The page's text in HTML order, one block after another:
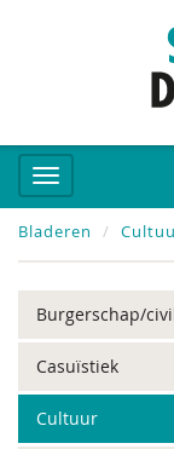
Bladeren
Burgerschap/
Casuïstiek
Cultuur